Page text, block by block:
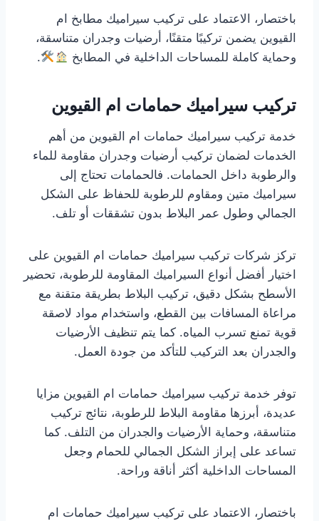
باختصار، الاعتماد على تركيب سيراميك مطابخ ام
القيوين يضمن تركيبًا متقنًا، أرضيات وجدران متناسقة،
وحماية كاملة للمساحات الداخلية في المطابخ
.
تركيب سيراميك حمامات ام القيوين
خدمة تركيب سيراميك حمامات ام القيوين من أهم
الخدمات لضمان تركيب أرضيات وجدران مقاومة للماء
والرطوبة داخل الحمامات. فالحمامات تحتاج إلى
سيراميك متين ومقاوم للرطوبة للحفاظ على الشكل
الجمالي وطول عمر البلاط بدون تشققات أو تلف.
تركز شركات تركيب سيراميك حمامات ام القيوين على
اختيار أفضل أنواع السيراميك المقاومة للرطوبة، تحضير
الأسطح بشكل دقيق، تركيب البلاط بطريقة متقنة مع
مراعاة المسافات بين القطع، واستخدام مواد لاصقة
قوية تمنع تسرب المياه. كما يتم تنظيف الأرضيات
والجدران بعد التركيب للتأكد من جودة العمل.
توفر خدمة تركيب سيراميك حمامات ام القيوين مزايا
عديدة، أبرزها مقاومة البلاط للرطوبة، نتائج تركيب
متناسقة، وحماية الأرضيات والجدران من التلف. كما
تساعد على إبراز الشكل الجمالي للحمام وجعل
المساحات الداخلية أكثر أناقة وراحة.
باختصار، الاعتماد على تركيب سيراميك حمامات ام